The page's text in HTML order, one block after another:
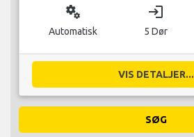
miscellaneous_services
Automatisk
login
5 Dør
VIS DETALJER...
SØG